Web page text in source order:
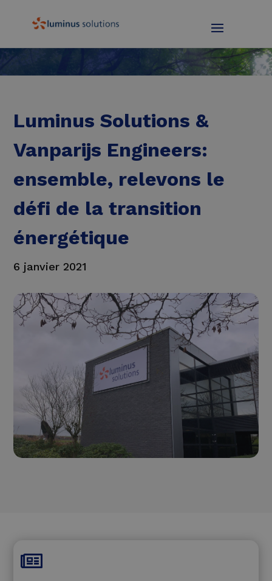
Luminus Solutions &
Vanparijs Engineers:
ensemble, relevons le
défi de la transition
énergétique
6 janvier 2021
